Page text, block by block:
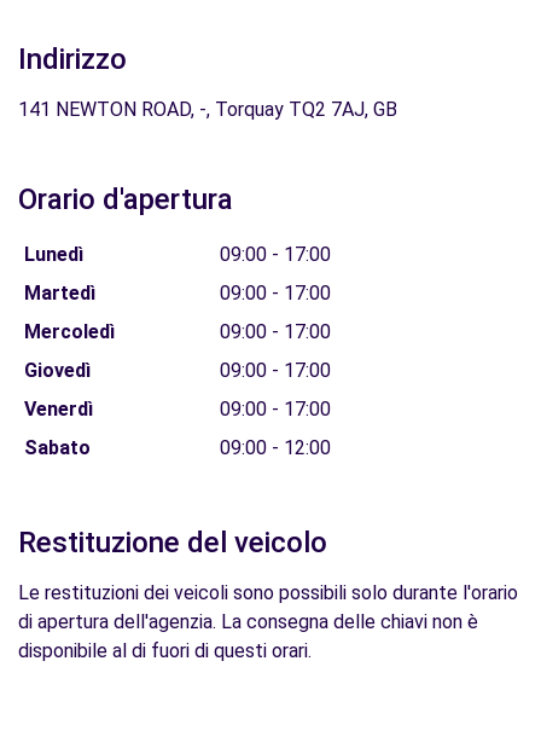
Indirizzo
141 NEWTON ROAD, -, Torquay TQ2 7AJ, GB
Orario d'apertura
Lunedì
09:00 - 17:00
Martedì
09:00 - 17:00
Mercoledì
09:00 - 17:00
Giovedì
09:00 - 17:00
Venerdì
09:00 - 17:00
Sabato
09:00 - 12:00
Restituzione del veicolo
Le restituzioni dei veicoli sono possibili solo durante l'orario
di apertura dell'agenzia. La consegna delle chiavi non è
disponibile al di fuori di questi orari.